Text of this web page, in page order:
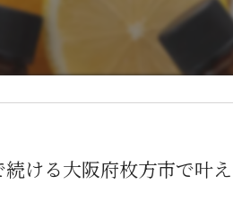
ける大阪府枚方市で叶